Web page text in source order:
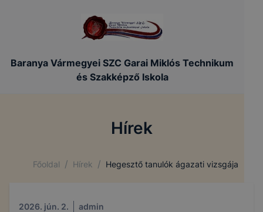
Baranya Vármegyei SZC Garai Miklós Technikum
és Szakképző Iskola
Hírek
Főoldal / Hírek / Hegesztő tanulók ágazati vizsgája
2026. jún. 2. admin